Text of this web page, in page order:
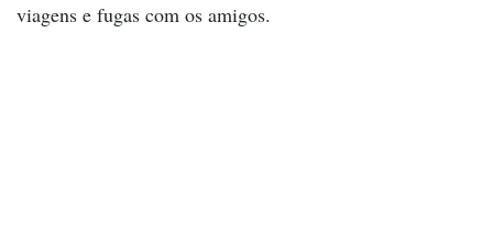
viagens e fugas com os amigos.